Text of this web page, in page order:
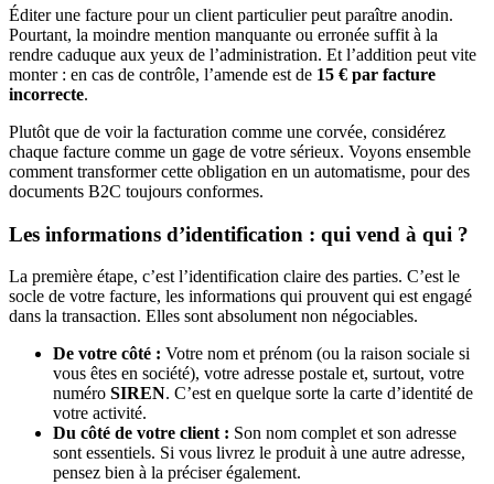
Éditer une facture pour un client particulier peut paraître anodin.
Pourtant, la moindre mention manquante ou erronée suffit à la
rendre caduque aux yeux de l’administration. Et l’addition peut vite
monter : en cas de contrôle, l’amende est de 15 € par facture
incorrecte.
Plutôt que de voir la facturation comme une corvée, considérez
chaque facture comme un gage de votre sérieux. Voyons ensemble
comment transformer cette obligation en un automatisme, pour des
documents B2C toujours conformes.
Les informations d’identification : qui vend à qui ?
La première étape, c’est l’identification claire des parties. C’est le
socle de votre facture, les informations qui prouvent qui est engagé
dans la transaction. Elles sont absolument non négociables.
De votre côté : Votre nom et prénom (ou la raison sociale si
vous êtes en société), votre adresse postale et, surtout, votre
numéro SIREN. C’est en quelque sorte la carte d’identité de
votre activité.
Du côté de votre client : Son nom complet et son adresse
sont essentiels. Si vous livrez le produit à une autre adresse,
pensez bien à la préciser également.